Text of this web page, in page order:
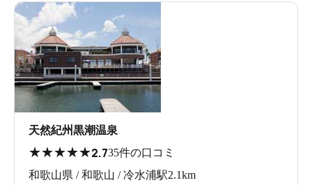
天然紀州黒潮温泉
★★★★★2.735件の口コミ
和歌山県 / 和歌山 / 冷水浦駅2.1km